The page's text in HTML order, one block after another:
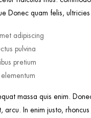
Donec quam felis,
adipiscing
pulvina
pretium
massa quis enim.
arcu. In enim justo,